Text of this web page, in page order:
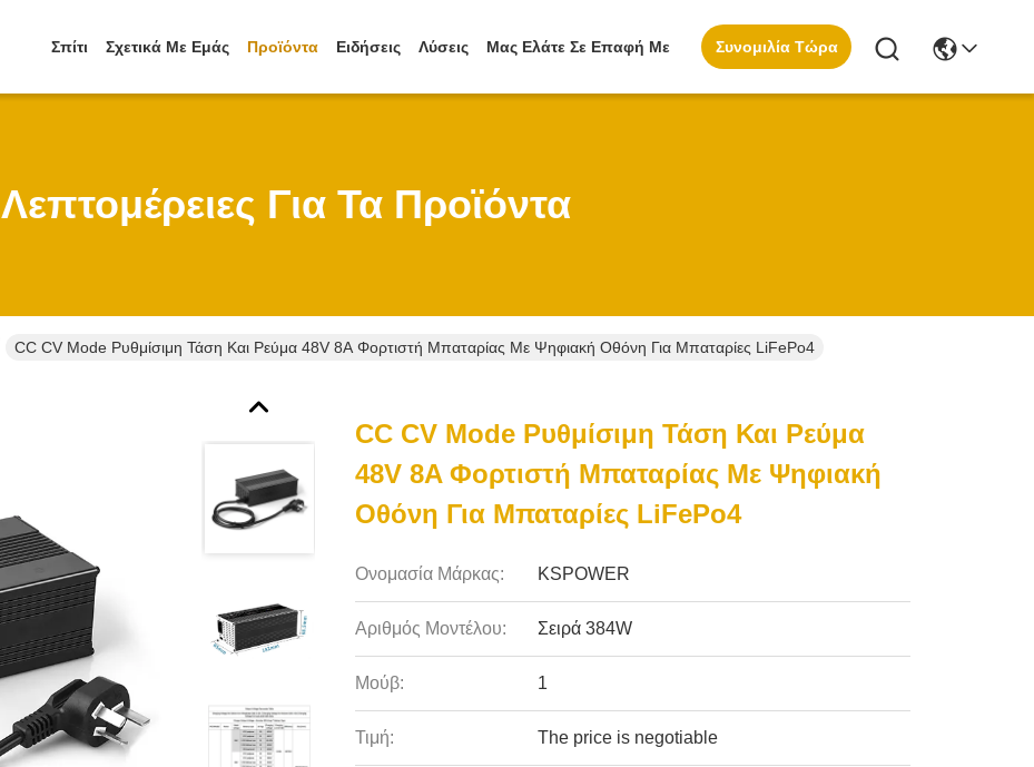
Σπίτι Σχετικά Με Εμάς Προϊόντα Ειδήσεις Λύσεις Μας Ελάτε Σε Επαφή Με Συνομιλία Τώρα
Λεπτομέρειες Για Τα Προϊόντα
CC CV Mode Ρυθμίσιμη Τάση Και Ρεύμα 48V 8A Φορτιστή Μπαταρίας Με Ψηφιακή Οθόνη Για Μπαταρίες LiFePo4
CC CV Mode Ρυθμίσιμη Τάση Και Ρεύμα
48V 8A Φορτιστή Μπαταρίας Με Ψηφιακή
Οθόνη Για Μπαταρίες LiFePo4
Ονομασία Μάρκας: KSPOWER
Αριθμός Μοντέλου: Σειρά 384W
Μούβ: 1
Τιμή: The price is negotiable